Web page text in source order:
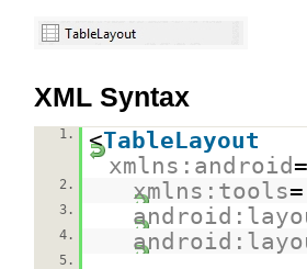
XML Syntax
1. <TableLayout
xmlns:android=
2. xmlns:tools=
3.
4.
5.